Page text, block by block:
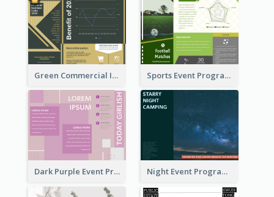
Green Commercial Informational Tri Fold Brochure Sports Event Program Informational Tri Fold Brochure
Dark Purple Event Program Tri Fold Brochure Night Event Program Brochure